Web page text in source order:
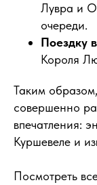
Лувра и
очереди.
Поездку
Короля
Таким
совершенно
впечатления:
Куршевеле и
Посмотреть